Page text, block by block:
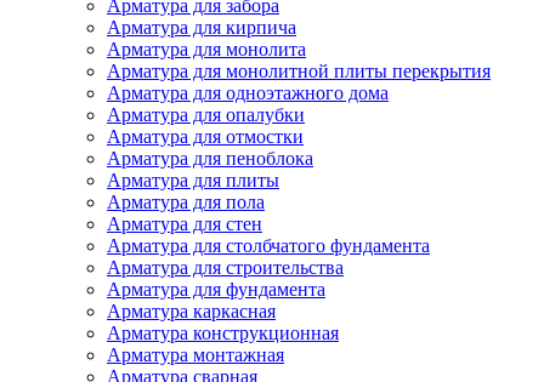
Арматура для забора
Арматура для кирпича
Арматура для монолита
Арматура для монолитной плиты перекрытия
Арматура для одноэтажного дома
Арматура для опалубки
Арматура для отмостки
Арматура для пеноблока
Арматура для плиты
Арматура для пола
Арматура для стен
Арматура для столбчатого фундамента
Арматура для строительства
Арматура для фундамента
Арматура каркасная
Арматура конструкционная
Арматура монтажная
Арматура сварная